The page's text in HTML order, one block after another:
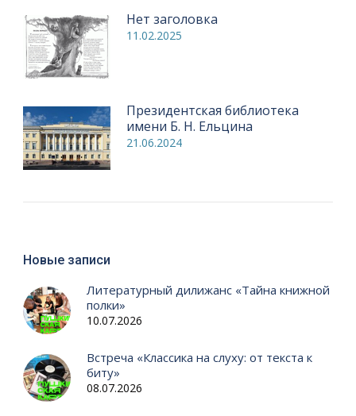
Нет заголовка
11.02.2025
Президентская библиотека
имени Б. Н. Ельцина
21.06.2024
Новые записи
Литературный дилижанс «Тайна книжной
полки»
10.07.2026
Встреча «Классика на слуху: от текста к
биту»
08.07.2026